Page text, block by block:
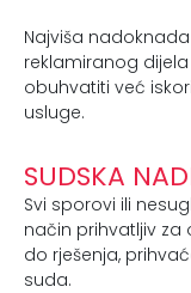
Najviša
reklamiranog
obuhvatiti već
usluge.
SUDSKA
Svi sporovi ili
način prihvatljiv za
do rješenja,
suda.